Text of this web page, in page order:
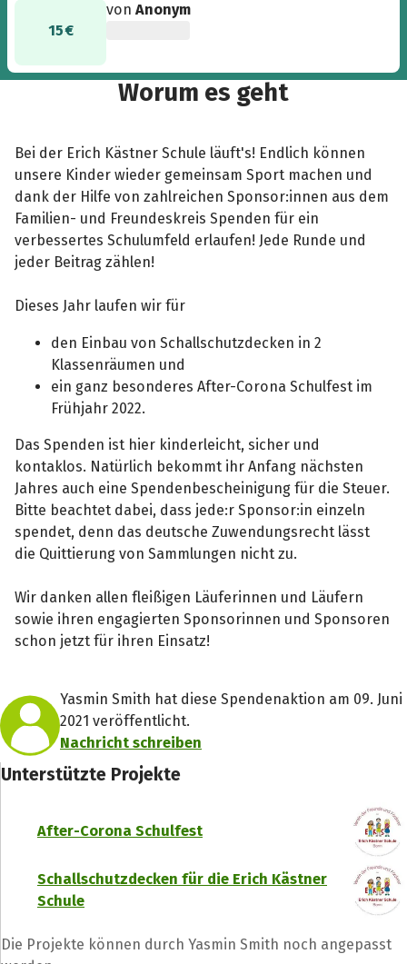
15 €
vonAnonym
Worum es geht
Bei der Erich Kästner Schule läuft's! Endlich können
unsere Kinder wieder gemeinsam Sport machen und
dank der Hilfe von zahlreichen Sponsor:innen aus dem
Familien- und Freundeskreis Spenden für ein
verbessertes Schulumfeld erlaufen! Jede Runde und
jeder Beitrag zählen!
Dieses Jahr laufen wir für
den Einbau von Schallschutzdecken in 2
Klassenräumen und
ein ganz besonderes After-Corona Schulfest im
Frühjahr 2022.
Das Spenden ist hier kinderleicht, sicher und
kontaklos. Natürlich bekommt ihr Anfang nächsten
Jahres auch eine Spendenbescheinigung für die Steuer.
Bitte beachtet dabei, dass jede:r Sponsor:in einzeln
spendet, denn das deutsche Zuwendungsrecht lässt
die Quittierung von Sammlungen nicht zu.
Wir danken allen fleißigen Läuferinnen und Läufern
sowie ihren engagierten Sponsorinnen und Sponsoren
schon jetzt für ihren Einsatz!
Yasmin Smith hat diese Spendenaktion am 09. Juni
2021 veröffentlicht.
Nachricht schreiben
Unterstützte Projekte
After-Corona Schulfest
Schallschutzdecken für die Erich Kästner
Schule
Die Projekte können durch Yasmin Smith noch angepasst